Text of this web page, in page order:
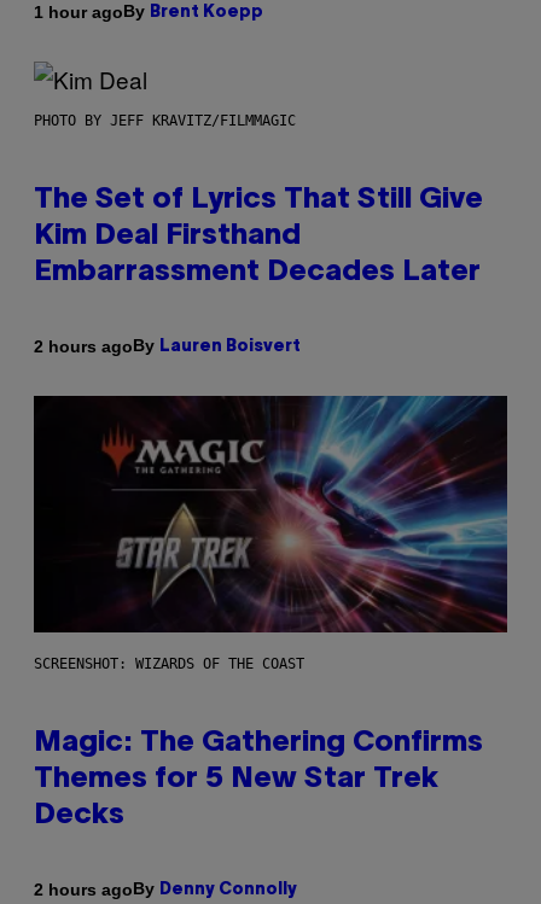
1 hour agoBy Brent Koepp
PHOTO BY JEFF KRAVITZ/FILMMAGIC
The Set of Lyrics That Still Give
Kim Deal Firsthand
Embarrassment Decades Later
2 hours agoBy Lauren Boisvert
SCREENSHOT: WIZARDS OF THE COAST
Magic: The Gathering Confirms
Themes for 5 New Star Trek
Decks
2 hours agoBy Denny Connolly